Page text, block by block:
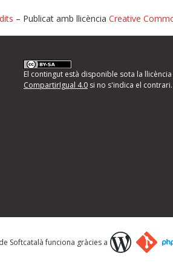
d'errors
següents i descriviu quina és la millora que
– Publicat amb llicència Creative
El contingut està disponible sota la llicència
CompartirIgual 4.0si no s'indica el contrari.
Softcatalà funciona gràcies a